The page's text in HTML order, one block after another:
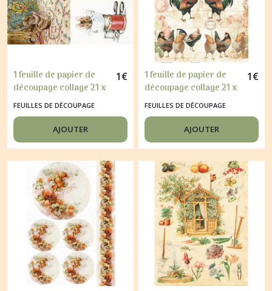
1 feuille de papier de
découpage collage 21 x
29,7 cm SOURIS 77
1€
FEUILLES DE DÉCOUPAGE
AJOUTER
1 feuille de papier de
découpage collage 21 x
29,7 cm COQ 362
1€
FEUILLES DE DÉCOUPAGE
AJOUTER